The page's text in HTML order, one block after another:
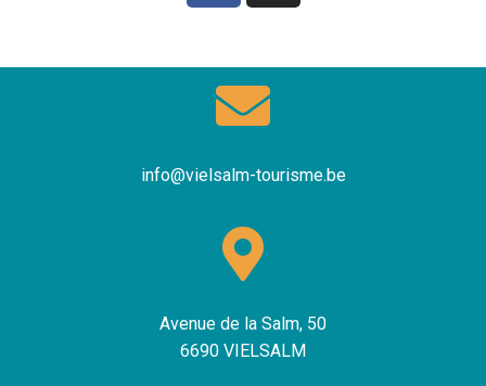
info@vielsalm-tourisme.be
Avenue de la Salm, 50
6690 VIELSALM